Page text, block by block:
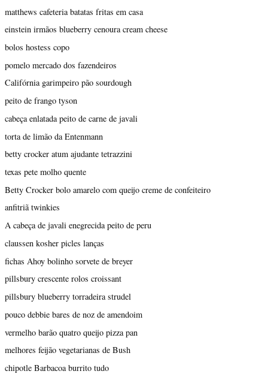
matthews cafeteria batatas fritas em casa
einstein irmãos blueberry cenoura cream cheese
bolos hostess copo
pomelo mercado dos fazendeiros
Califórnia garimpeiro pão sourdough
peito de frango tyson
cabeça enlatada peito de carne de javali
torta de limão da Entenmann
betty crocker atum ajudante tetrazzini
texas pete molho quente
Betty Crocker bolo amarelo com queijo creme de confeiteiro
anfitriã twinkies
A cabeça de javali enegrecida peito de peru
claussen kosher picles lanças
fichas Ahoy bolinho sorvete de breyer
pillsbury crescente rolos croissant
pillsbury blueberry torradeira strudel
pouco debbie bares de noz de amendoim
vermelho barão quatro queijo pizza pan
melhores feijão vegetarianas de Bush
chipotle Barbacoa burrito tudo